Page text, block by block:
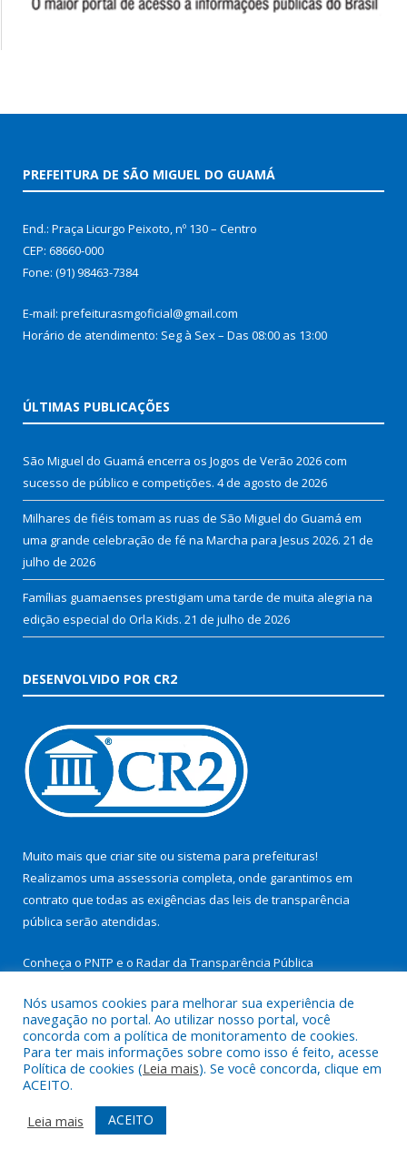
PREFEITURA DE SÃO MIGUEL DO GUAMÁ
End.: Praça Licurgo Peixoto, nº 130 – Centro
CEP: 68660-000
Fone: (91) 98463-7384
E-mail: prefeiturasmgoficial@gmail.com
Horário de atendimento: Seg à Sex – Das 08:00 as 13:00
ÚLTIMAS PUBLICAÇÕES
São Miguel do Guamá encerra os Jogos de Verão 2026 com
sucesso de público e competições. 4 de agosto de 2026
Milhares de fiéis tomam as ruas de São Miguel do Guamá em
uma grande celebração de fé na Marcha para Jesus 2026. 21 de
julho de 2026
Famílias guamaenses prestigiam uma tarde de muita alegria na
edição especial do Orla Kids. 21 de julho de 2026
DESENVOLVIDO POR CR2
Muito mais que criar site ou sistema para prefeituras!
Realizamos uma assessoria completa, onde garantimos em
contrato que todas as exigências das leis de transparência
pública serão atendidas.
Conheça o PNTP e o Radar da Transparência Pública
Todos os direitos reservados a Prefeitura Municipal de São
Miguel do Guamá.
Mapa do Site
Acessar Área Administrativa
Acessar Webmail
Nós usamos cookies para melhorar sua experiência de
navegação no portal. Ao utilizar nosso portal, você
concorda com a política de monitoramento de cookies.
Para ter mais informações sobre como isso é feito, acesse
Política de cookies (Leia mais). Se você concorda, clique em
ACEITO.
Leia mais
ACEITO